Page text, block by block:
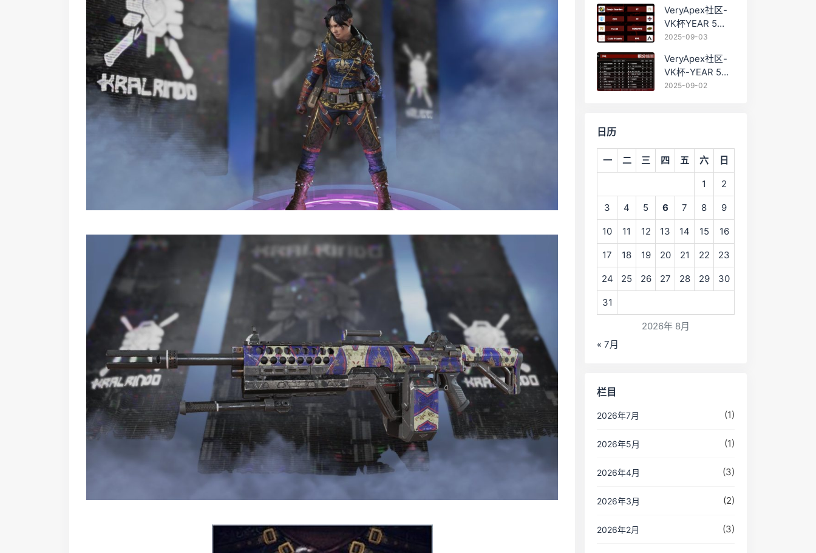
名积分：
VeryApex社区-
VK杯YEAR 5
PRO训练赛
如图:
2025-09-03
VeryApex社区-
VK杯-YEAR 5
PRO训练赛
2025-09-02
日历
2026年 8月
一 二 三 四 五 六 日
1 2
3 4 5 6 7 8 9
10 11 12 13 14 15 16
17 18 19 20 21 22 23
24 25 26 27 28 29 30
31
« 7月
栏目
2026年7月 (1)
2026年5月 (1)
2026年4月 (3)
2026年3月 (2)
2026年2月 (3)